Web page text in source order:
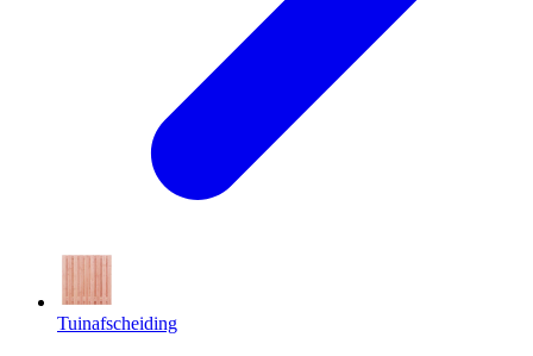
Tuinafscheiding